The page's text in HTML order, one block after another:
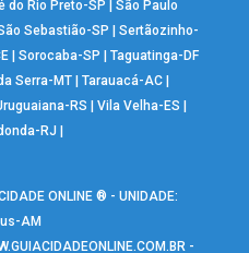
do Rio Preto-SP |São Paulo
Sebastião-SP |Sertãozinho-
|Sorocaba-SP |Taguatinga-DF
Serra-MT| Tarauacá-AC|
RS |Vila Velha-ES
RJ
ONLINE ® - UNIDADE:
AM
-